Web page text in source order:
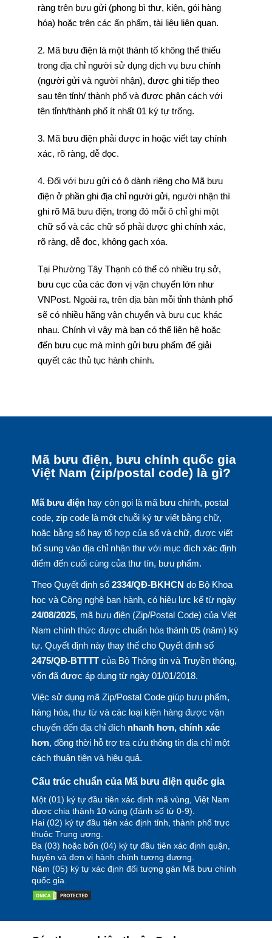
ràng trên bưu gửi (phong bì thư, kiện, gói hàng
hóa) hoặc trên các ấn phẩm, tài liệu liên quan.
2. Mã bưu điện là một thành tố không thể thiếu
trong địa chỉ người sử dụng dịch vụ bưu chính
(người gửi và người nhận), được ghi tiếp theo
sau tên tỉnh/ thành phố và được phân cách với
tên tỉnh/thành phố ít nhất 01 ký tự trống.
3. Mã bưu điện phải được in hoặc viết tay chính
xác, rõ ràng, dễ đọc.
4. Đối với bưu gửi có ô dành riêng cho Mã bưu
điện ở phần ghi địa chỉ người gửi, người nhận thì
ghi rõ Mã bưu điện, trong đó mỗi ô chỉ ghi một
chữ số và các chữ số phải được ghi chính xác,
rõ ràng, dễ đọc, không gạch xóa.
Tại Phường Tây Thạnh có thể có nhiều trụ sở,
bưu cục của các đơn vị vận chuyển lớn như
VNPost. Ngoài ra, trên địa bàn mỗi tỉnh thành phố
sẽ có nhiều hãng vận chuyển và bưu cục khác
nhau. Chính vì vậy mà bạn có thể liên hệ hoặc
đến bưu cục mà mình gửi bưu phẩm để giải
quyết các thủ tục hành chính.
Mã bưu điện, bưu chính quốc gia
Việt Nam (zip/postal code) là gì?
Mã bưu điệnhay còn gọi là mã bưu chính, postal
code, zip code là một chuỗi ký tự viết bằng chữ,
hoặc bằng số hay tổ hợp của số và chữ, được viết
bổ sung vào địa chỉ nhận thư với mục đích xác định
điểm đến cuối cùng của thư tín, bưu phẩm.
Theo Quyết định số 2334/QĐ-BKHCN do Bộ Khoa
học và Công nghệ ban hành, có hiệu lực kể từ ngày
24/08/2025, mã bưu điện (Zip/Postal Code) của Việt
Nam chính thức được chuẩn hóa thành 05 (năm) ký
tự. Quyết định này thay thế cho Quyết định số
2475/QĐ-BTTTTcủa Bộ Thông tin và Truyền thông,
vốn đã được áp dụng từ ngày 01/01/2018.
Việc sử dụng mã Zip/Postal Code giúp bưu phẩm,
hàng hóa, thư từ và các loại kiện hàng được vận
chuyển đến địa chỉ đích nhanh hơn, chính xác
hơn, đồng thời hỗ trợ tra cứu thông tin địa chỉ một
cách thuận tiện và hiệu quả.
Cấu trúc chuẩn của Mã bưu điện quốc gia
Một (01) ký tự đầu tiên xác định mã vùng, Việt Nam
được chia thành 10 vùng (đánh số từ 0-9).
Hai (02) ký tự đầu tiên xác định tỉnh, thành phố trực
thuộc Trung ương.
Ba (03) hoặc bốn (04) ký tự đầu tiên xác định quận,
huyện và đơn vị hành chính tương đương.
Năm (05) ký tự xác định đối tượng gán Mã bưu chính
quốc gia.